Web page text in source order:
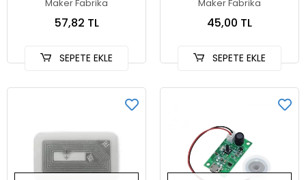
Maker Fabrika
57,82 TL
SEPETE EKLE
Maker Fabrika
45,00 TL
SEPETE EKLE